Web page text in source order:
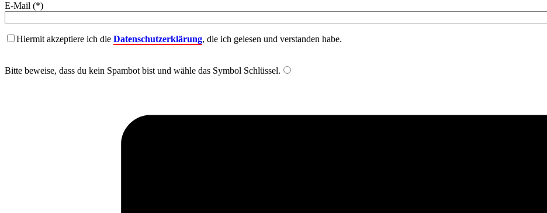
E-Mail (*)
Hiermit akzeptiere ich die Datenschutzerklärung, die ich gelesen und verstanden habe.
Bitte beweise, dass du kein Spambot bist und wähle das Symbol Schlüssel.